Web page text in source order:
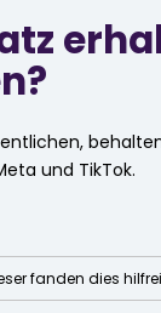
und TikTok.
fanden dies